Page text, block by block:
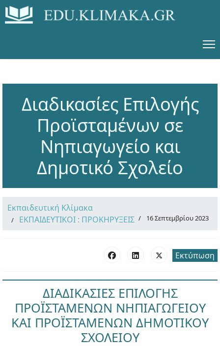
Διαδικασίες Επιλογής
Προϊσταμένων σε
Νηπιαγωγείο και
Δημοτικό Σχολείο
Εκπαιδευτική Κλίμακα
ΕΚΠΑΙΔΕΥΤΙΚΟΙ : ΠΡΟΚΗΡΥΞΕΙΣ
16 Σεπτεμβρίου 2023
Εκτύπωση
ΔΙΑΔΙΚΑΣΙΕΣ ΕΠΙΛΟΓΗΣ
ΠΡΟΪΣΤΑΜΕΝΩΝ ΝΗΠΙΑΓΩΓΕΙΟΥ
ΚΑΙ ΠΡΟΪΣΤΑΜΕΝΩΝ ΔΗΜΟΤΙΚΟΥ
ΣΧΟΛΕΙΟΥ